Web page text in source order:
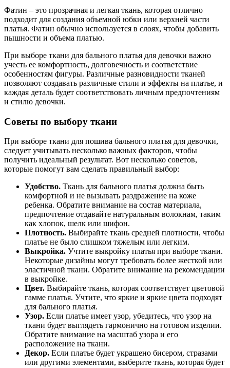
Фатин – это прозрачная и легкая ткань, которая отлично
подходит для создания объемной юбки или верхней части
платья. Фатин обычно используется в слоях, чтобы добавить
пышности и объема платью.
При выборе ткани для бального платья для девочки важно
учесть ее комфортность, долговечность и соответствие
особенностям фигуры. Различные разновидности тканей
позволяют создавать различные стили и эффекты на платье, и
каждая деталь будет соответствовать личным предпочтениям
и стилю девочки.
Советы по выбору ткани
При выборе ткани для пошива бального платья для девочки,
следует учитывать несколько важных факторов, чтобы
получить идеальный результат. Вот несколько советов,
которые помогут вам сделать правильный выбор:
Удобство. Ткань для бального платья должна быть
комфортной и не вызывать раздражение на коже
ребенка. Обратите внимание на состав материала,
предпочтение отдавайте натуральным волокнам, таким
как хлопок, шелк или шифон.
Плотность. Выбирайте ткань средней плотности, чтобы
платье не было слишком тяжелым или легким.
Выкройка. Учтите выкройку платья при выборе ткани.
Некоторые дизайны могут требовать более жесткой или
эластичной ткани. Обратите внимание на рекомендации
в выкройке.
Цвет. Выбирайте ткань, которая соответствует цветовой
гамме платья. Учтите, что яркие и яркие цвета подходят
для бального платья.
Узор. Если платье имеет узор, убедитесь, что узор на
ткани будет выглядеть гармонично на готовом изделии.
Обратите внимание на масштаб узора и его
расположение на ткани.
Декор. Если платье будет украшено бисером, стразами
или другими элементами, выберите ткань, которая будет